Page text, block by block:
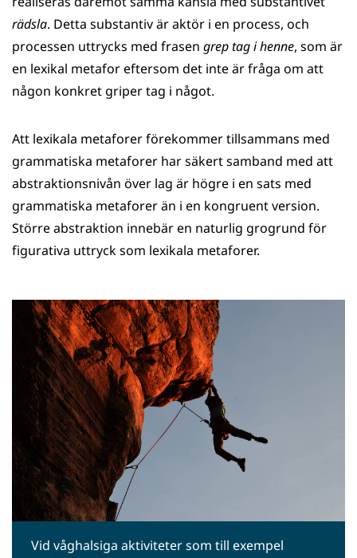
rädsla. Detta substantiv är aktör i en process, och
processen uttrycks med frasen grep tag i henne, som är
en lexikal metafor eftersom det inte är fråga om att
någon konkret griper tag i något.
Att lexikala metaforer förekommer tillsammans med
grammatiska metaforer har säkert samband med att
abstraktionsnivån över lag är högre i en sats med
grammatiska metaforer än i en kongruent version.
Större abstraktion innebär en naturlig grogrund för
figurativa uttryck som lexikala metaforer.
Vid våghalsiga aktiviteter som till exempel